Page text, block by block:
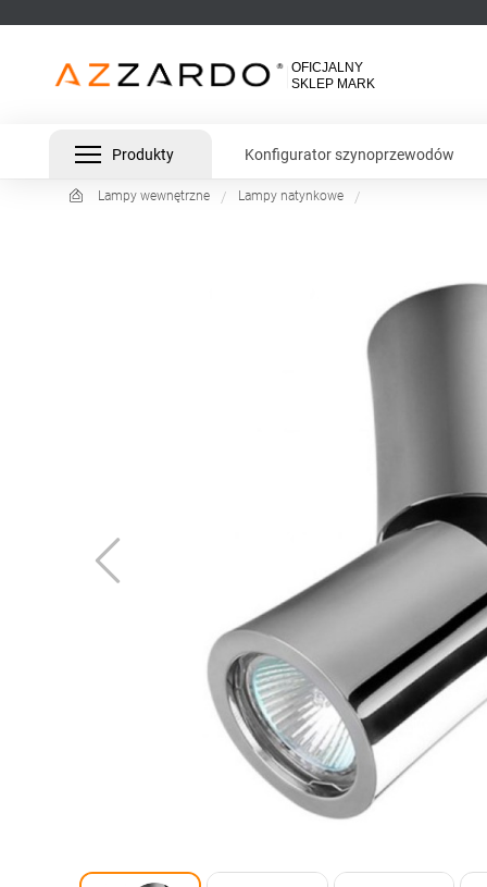
Produkty Konfigurator szynoprzewodów
Lampy wewnętrzne Lampy natynkowe